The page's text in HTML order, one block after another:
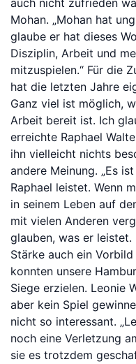
Sponsoren
Bitte anmelden
auch nicht zufrieden
Mohan. „Mohan hat
glaube er hat dieses
Disziplin, Arbeit und
mitzuspielen.“ Für die
hat die letzten Jahre
Ganz viel ist möglich,
Arbeit bereit ist. Ich
erreichte Raphael
ihn vielleicht nichts
andere Meinung. „Es
Raphael leistet. Wenn
in seinem Leben auf
mit vielen Anderen
glauben, was er
Stärke auch ein
konnten unsere
Siege erzielen. Leonie
aber kein Spiel
nicht so interessant.
noch eine Verletzung
sie es trotzdem